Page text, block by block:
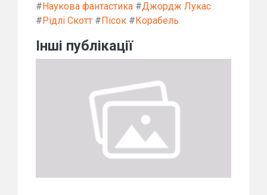
#Наукова фантастика #Джордж Лукас
#Рідлі Скотт #Пісок #Корабель
Інші публікації